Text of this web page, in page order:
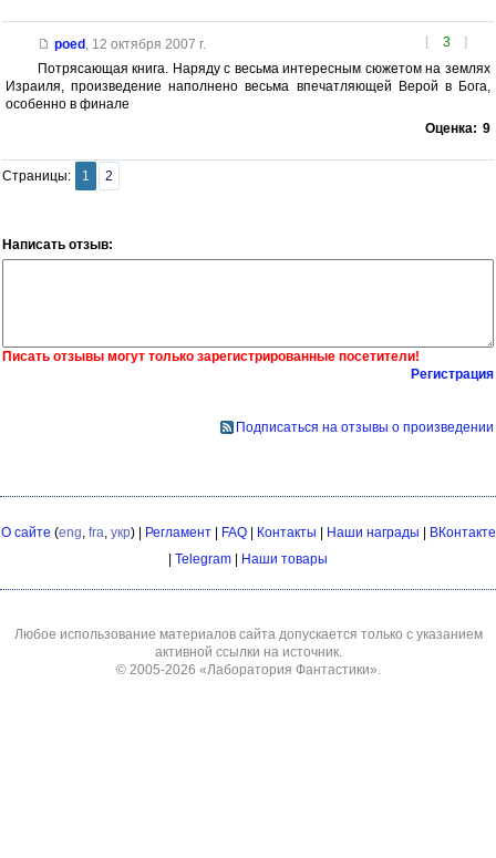
[ 3 ]
poed , 12 октября 2007 г.
Потрясающая книга. Наряду с весьма интересным сюжетом на землях
Израиля, произведение наполнено весьма впечатляющей Верой в Бога,
особенно в финале
Оценка: 9
Страницы: 1 2
Написать отзыв:
Писать отзывы могут только зарегистрированные посетители!
Регистрация
Подписаться на отзывы о произведении
О сайте (eng, fra, укр) | Регламент| FAQ| Контакты Наши награды
ВКонтакте
Telegram Наши товары
Любое использование материалов сайта допускается только с указанием
активной ссылки на источник.
© 2005-2026 «Лаборатория Фантастики».